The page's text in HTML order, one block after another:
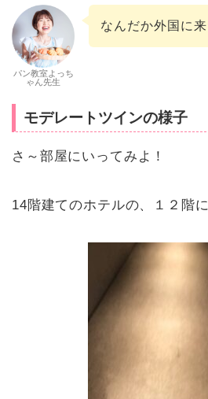
パン教室よっち
ゃん先生
なんだか外国に来
モデレートツインの様子
さ～部屋にいってみよ！
14階建てのホテルの、１２階